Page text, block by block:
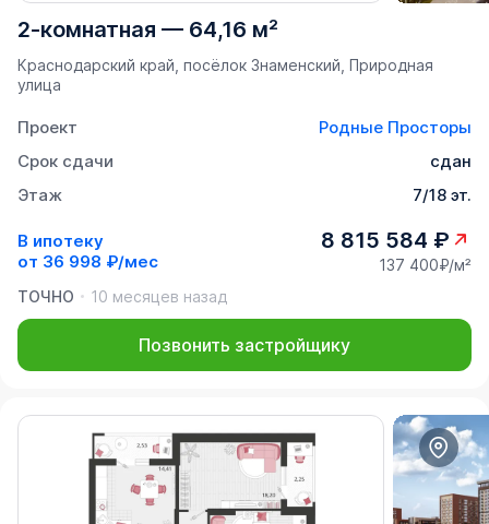
2-комнатная — 64,16 м²
Краснодарский край, посёлок Знаменский, Природная
улица
Проект
Родные Просторы
Срок сдачи
сдан
Этаж
7/18 эт.
В ипотеку
от 36 998 ₽/мес
8 815 584 ₽
137 400₽/м²
ТОЧНО
10 месяцев назад
Позвонить застройщику